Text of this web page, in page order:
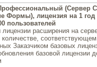
(Сервер
Формы), лицензия на 1 год
пользователей
лицензии расширения на
Заказчиком базовых
базовой лицензии